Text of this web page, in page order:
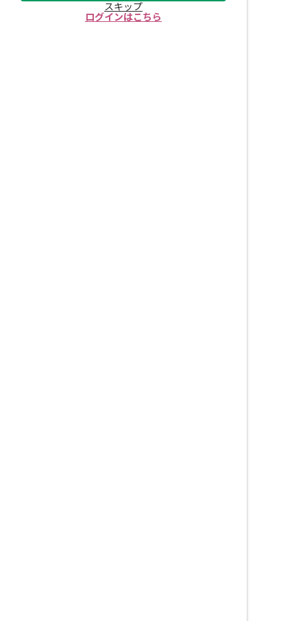
スキップ
ログインはこちら